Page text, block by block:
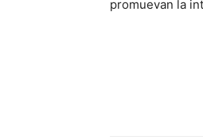
promuevan la